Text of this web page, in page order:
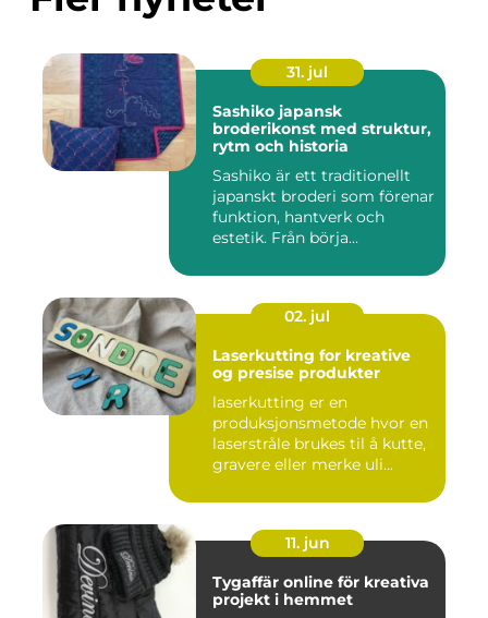
31. jul
Sashiko japansk
broderikonst med struktur,
rytm och historia
Sashiko är ett traditionellt
japanskt broderi som förenar
funktion, hantverk och
estetik. Från börja...
02. jul
Laserkutting for kreative
og presise produkter
laserkutting er en
produksjonsmetode hvor en
laserstråle brukes til å kutte,
gravere eller merke uli...
11. jun
Tygaffär online för kreativa
projekt i hemmet